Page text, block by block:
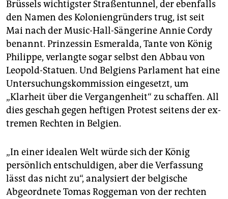
Brüssels wichtigster Straßentunnel, der ebenfalls
den Namen des Koloniengründers trug, ist seit
Mai nach der Music-Hall-Sängerine Annie Cordy
benannt. Prinzessin Esmeralda, Tante von König
Philippe, verlangte sogar selbst den Abbau von
Leopold-Statuen. Und Belgiens Parlament hat eine
Untersuchungskommission eingesetzt, um
„Klarheit über die Vergangenheit“ zu schaffen. All
dies geschah gegen heftigen Protest seitens der ex­
tremen Rechten in Belgien.
„In einer idealen Welt würde sich der König
persönlich entschuldigen, aber die Verfassung
lässt das nicht zu“, analysiert der belgische
Abgeordnete Tomas Roggeman von der rechten